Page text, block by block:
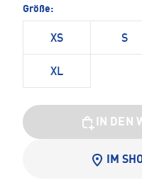
Größe:
XS S
XL
IN DEN
IM